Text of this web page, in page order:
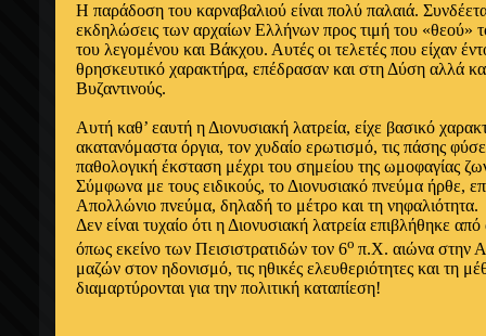
Η παράδοση του καρναβαλιού είναι πολύ παλαιά.
εκδηλώσεις των αρχαίων Ελλήνων προς τιμή του «θεού»
του λεγομένου και Βάκχου. Αυτές οι τελετές που είχαν
θρησκευτικό χαρακτήρα, επέδρασαν και στη Δύση αλλά
Βυζαντινούς.
Αυτή καθ’ εαυτή η Διονυσιακή λατρεία, είχε βασικό
ακατανόμαστα όργια, τον χυδαίο ερωτισμό, τις πάσης
παθολογική έκσταση μέχρι του σημείου της ωμοφαγίας
Σύμφωνα με τους ειδικούς, το Διονυσιακό πνεύμα ήρθε,
Απολλώνιο πνεύμα, δηλαδή το μέτρο και τη νηφαλιότητα.
Δεν είναι τυχαίο ότι η Διονυσιακή λατρεία επιβλήθηκε
όπως εκείνο των Πεισιστρατιδών τον 6ο π.Χ. αιώνα στην
μαζών στον ηδονισμό, τις ηθικές ελευθεριότητες και τη
διαμαρτύρονται για την πολιτική καταπίεση!